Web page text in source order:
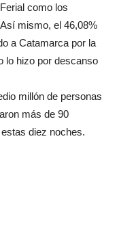
como los
mismo, el 46,08%
a Catamarca por la
lo hizo por descanso
millón de personas
más de 90
diez noches.